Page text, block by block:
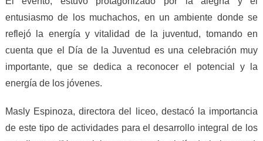
entusiasmo de los muchachos, en un ambiente donde se
reflejó la energía y vitalidad de la juventud, tomando en
cuenta que el Día de la Juventud es una celebración muy
importante, que se dedica a reconocer el potencial y la
energía de los jóvenes.
Masly Espinoza, directora del liceo, destacó la importancia
de este tipo de actividades para el desarrollo integral de los